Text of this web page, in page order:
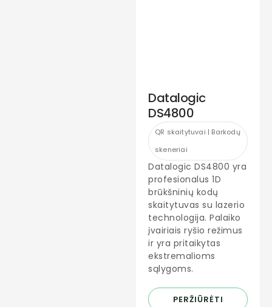
Datalogic
DS4800
QR skaitytuvai | Barkodų
skeneriai
Datalogic DS4800 yra
profesionalus 1D
brūkšninių kodų
skaitytuvas su lazerio
technologija. Palaiko
įvairiais ryšio režimus
ir yra pritaikytas
ekstremalioms
sąlygoms.
PERŽIŪRĖTI